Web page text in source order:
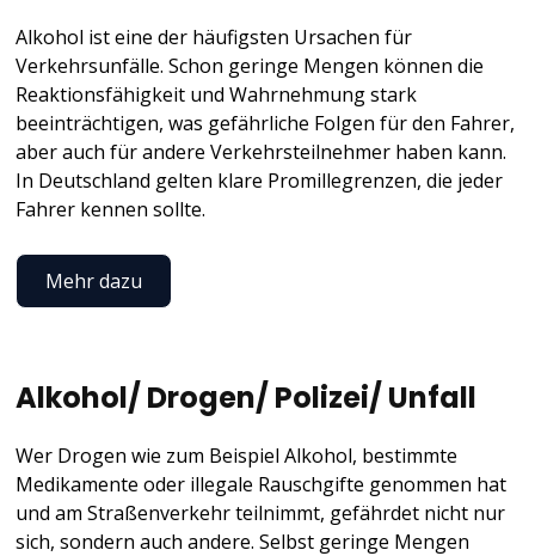
Alkohol ist eine der häufigsten Ursachen für
Verkehrsunfälle. Schon geringe Mengen können die
Reaktionsfähigkeit und Wahrnehmung stark
beeinträchtigen, was gefährliche Folgen für den Fahrer,
aber auch für andere Verkehrsteilnehmer haben kann.
In Deutschland gelten klare Promillegrenzen, die jeder
Fahrer kennen sollte.
Mehr dazu
Alkohol/ Drogen/ Polizei/ Unfall
Wer Drogen wie zum Beispiel Alkohol, bestimmte
Medikamente oder illegale Rauschgifte genommen hat
und am Straßenverkehr teilnimmt, gefährdet nicht nur
sich, sondern auch andere. Selbst geringe Mengen